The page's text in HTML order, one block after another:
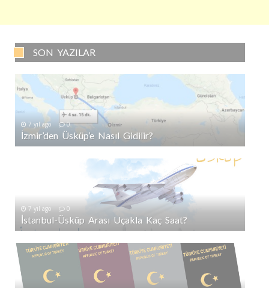
SON YAZILAR
7 yıl ago 0
İzmir’den Üsküp’e Nasıl Gidilir?
7 yıl ago 0
İstanbul-Üsküp Arası Uçakla Kaç Saat?